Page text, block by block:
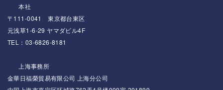
本社
〒111-0041 東京都台東区
元浅草1-6-29 ヤマダビル4F
TEL：03-6826-8181
上海事務所
金華日福榮貿易有限公司 上海分公司